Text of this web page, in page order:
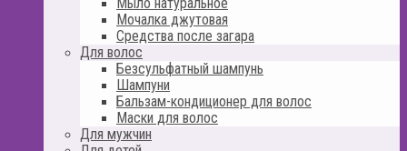
Мочалка джутовая
Средства после загара
Для волос
Безсульфатный шампунь
Шампуни
Бальзам-кондиционер для волос
Маски для волос
Для мужчин